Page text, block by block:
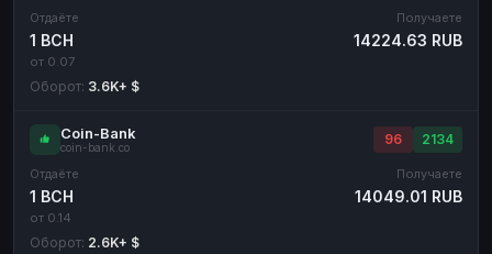
Отдаёте
1 BCH
от 0.07
Получаете
14224.63 RUB
Оборот: 3.6K+ $
Coin-Bank
coin-bank.co
96 2134
Отдаёте
1 BCH
от 0.14
Получаете
14049.01 RUB
Оборот: 2.6K+ $